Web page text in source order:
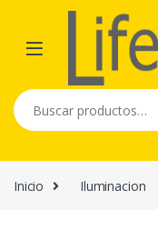
Skip to navigation
Skip to content
Buscar por:
Inicio Iluminacion